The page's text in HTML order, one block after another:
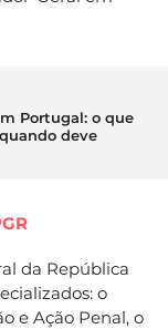
Portugal: o que
deve
da República
o
e Ação Penal, o